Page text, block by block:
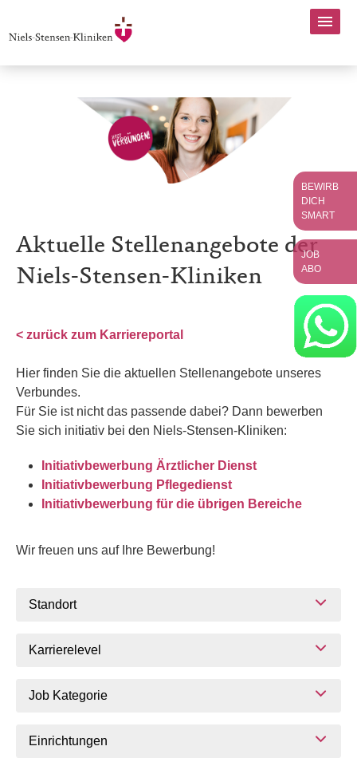
Aktuelle Stellenangebote der
Niels-Stensen-Kliniken
< zurück zum Karriereportal
Hier finden Sie die aktuellen Stellenangebote unseres
Verbundes.
Für Sie ist nicht das passende dabei? Dann bewerben
Sie sich initiativ bei den Niels-Stensen-Kliniken:
Initiativbewerbung Ärztlicher Dienst
Initiativbewerbung Pflegedienst
Initiativbewerbung für die übrigen Bereiche
Wir freuen uns auf Ihre Bewerbung!
Standort
Karrierelevel
Job Kategorie
Einrichtungen
BEWIRB
DICH
SMART
JOB
ABO